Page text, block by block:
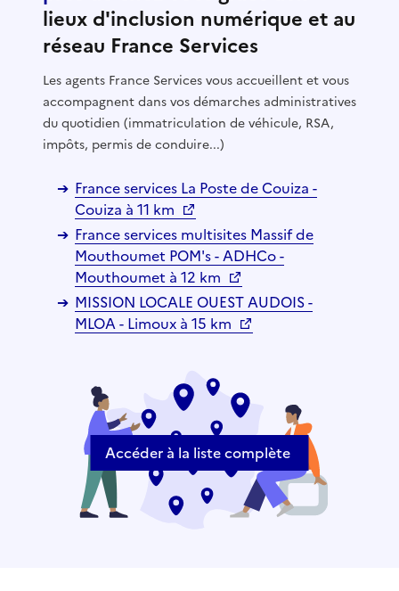
lieux d'inclusion numérique et au
réseau France Services
Les agents France Services vous accueillent et vous
accompagnent dans vos démarches administratives
du quotidien (immatriculation de véhicule, RSA,
impôts, permis de conduire...)
France services La Poste de Couiza -
Couiza à 11 km
France services multisites Massif de
Mouthoumet POM's - ADHCo -
Mouthoumet à 12 km
MISSION LOCALE OUEST AUDOIS -
MLOA - Limoux à 15 km
Accéder à la liste complète